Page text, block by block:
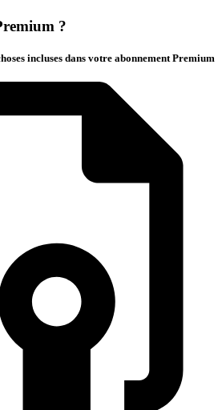
?
incluses dans votre abonnement Premium